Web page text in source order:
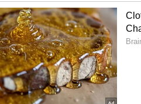
கனவு முடிவுக்கு
Suryavanshi:
பொளந்து